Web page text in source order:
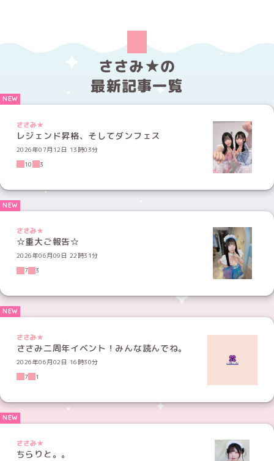
ささみ★の
最新記事一覧
ささみ★
レジェンド昇格、そしてダンフェス
2026年07月12日 13時03分
10
3
ささみ★
☆重大ご報告☆
2026年06月09日 22時31分
7
3
ささみ★
ささみ二周年イベント！みんな読んでね。
2026年06月02日 16時30分
7
1
ささみ★
ちらりと。。